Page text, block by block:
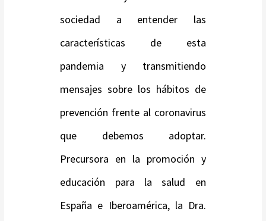
sociedad a entender las
características de esta
pandemia y transmitiendo
mensajes sobre los hábitos de
prevención frente al coronavirus
que debemos adoptar.
Precursora en la promoción y
educación para la salud en
España e Iberoamérica, la Dra.